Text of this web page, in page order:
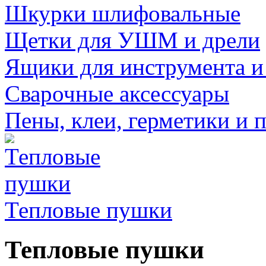
Шкурки шлифовальные
Щетки для УШМ и дрели
Ящики для инструмента
Сварочные аксессуары
Пены, клеи, герметики и
Тепловые пушки
Тепловые пушки